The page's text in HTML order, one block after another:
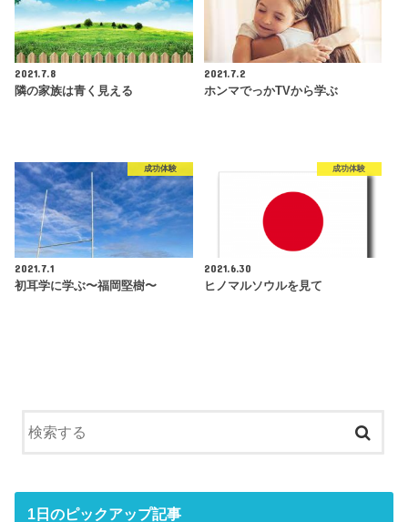
2021.7.8
隣の家族は青く見える
2021.7.2
ホンマでっかTVから学ぶ
成功体験
2021.7.1
初耳学に学ぶ〜福岡堅樹〜
成功体験
2021.6.30
ヒノマルソウルを見て
1日のピックアップ記事